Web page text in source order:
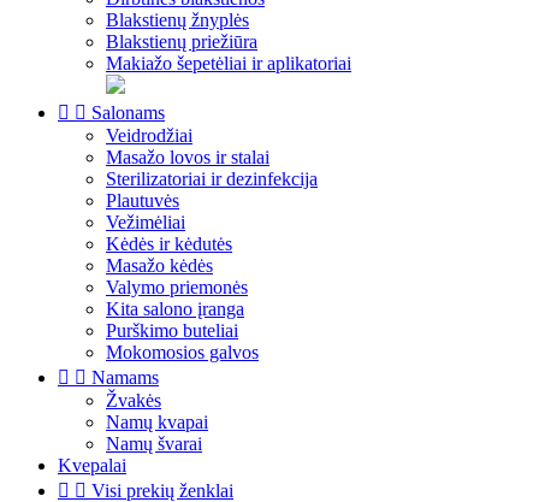
Blakstienų žnyplės
Blakstienų priežiūra
Makiažo šepetėliai ir aplikatoriai
  Salonams
Veidrodžiai
Masažo lovos ir stalai
Sterilizatoriai ir dezinfekcija
Plautuvės
Vežimėliai
Kėdės ir kėdutės
Masažo kėdės
Valymo priemonės
Kita salono įranga
Purškimo buteliai
Mokomosios galvos
  Namams
Žvakės
Namų kvapai
Namų švarai
Kvepalai
  Visi prekių ženklai